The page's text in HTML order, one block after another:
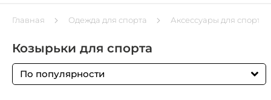
Главная Одежда для спорта Аксессуары для спорта
Козырьки для спорта
По популярности